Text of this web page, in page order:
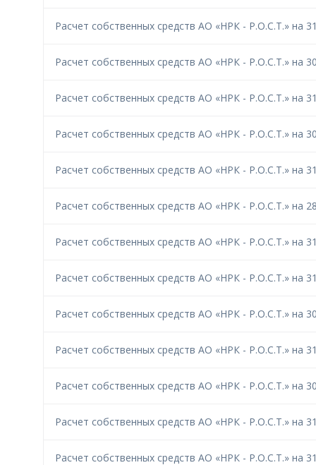
Расчет собственных средств АО «НРК - Р.О.С.Т.» на
Расчет собственных средств АО «НРК - Р.О.С.Т.» на
Расчет собственных средств АО «НРК - Р.О.С.Т.» на
Расчет собственных средств АО «НРК - Р.О.С.Т.» на
Расчет собственных средств АО «НРК - Р.О.С.Т.» на
Расчет собственных средств АО «НРК - Р.О.С.Т.» на
Расчет собственных средств АО «НРК - Р.О.С.Т.» на
Расчет собственных средств АО «НРК - Р.О.С.Т.» на
Расчет собственных средств АО «НРК - Р.О.С.Т.» на
Расчет собственных средств АО «НРК - Р.О.С.Т.» на
Расчет собственных средств АО «НРК - Р.О.С.Т.» на
Расчет собственных средств АО «НРК - Р.О.С.Т.» на
Расчет собственных средств АО «НРК - Р.О.С.Т.» на